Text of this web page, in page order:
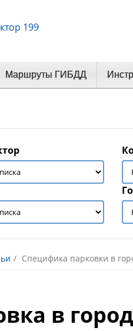
Маршруты ГИБДД
Специфика парковки в
в